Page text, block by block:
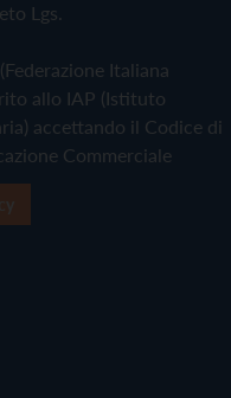
Lgs.
Italiana
allo IAP (Istituto
accettando il Codice di
Commerciale